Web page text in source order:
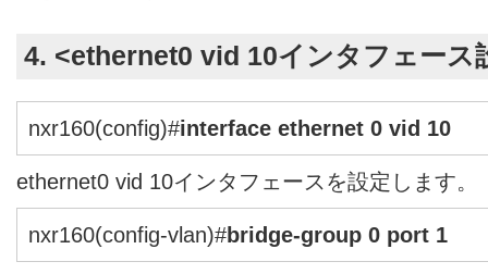
4. <ethernet0 vid 10インタフェース
nxr160(config)#interface ethernet 0 vid 10
ethernet0 vid 10インタフェースを設定します。
nxr160(config-vlan)#bridge-group 0 port 1